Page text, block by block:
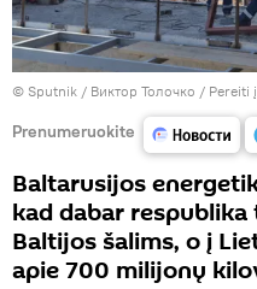
© Sputnik / Виктор Толочко / Pereiti
Prenumeruokite
Baltarusijos
kad dabar
Baltijos šalims, o į
apie 700 milijonų